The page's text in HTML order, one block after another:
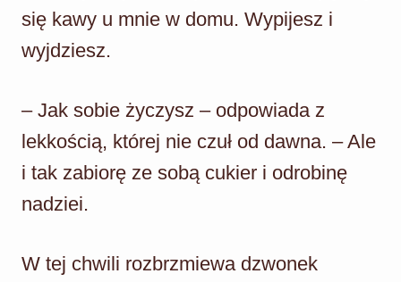
się kawy u mnie w domu. Wypijesz i
wyjdziesz.
– Jak sobie życzysz – odpowiada z
lekkością, której nie czuł od dawna. – Ale
i tak zabiorę ze sobą cukier i odrobinę
nadziei.
W tej chwili rozbrzmiewa dzwonek